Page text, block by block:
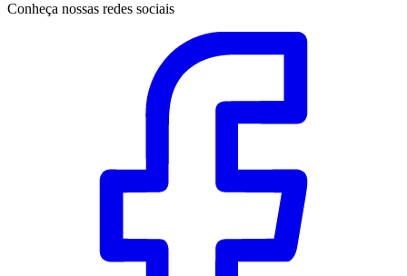
Conheça nossas redes sociais